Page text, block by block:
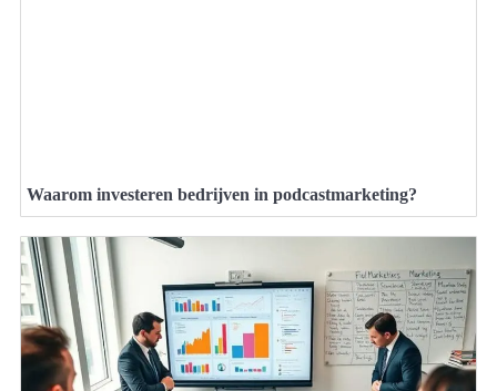
Waarom investeren bedrijven in podcastmarketing?